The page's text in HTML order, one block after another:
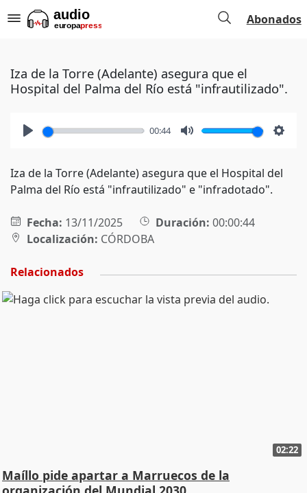
Abonados
Iza de la Torre (Adelante) asegura que el
Hospital del Palma del Río está "infrautilizado".
00:44
Iza de la Torre (Adelante) asegura que el Hospital del
Palma del Río está "infrautilizado" e "infradotado".
Fecha: 13/11/2025 Duración: 00:00:44
Localización: CÓRDOBA
Relacionados
02:22
Maíllo pide apartar a Marruecos de la